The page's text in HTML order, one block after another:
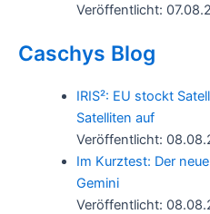
Veröffentlicht:
Caschys Blog
IRIS²: EU stockt
Satelliten auf
Veröffentlicht:
Im Kurztest: Der
Gemini
Veröffentlicht: